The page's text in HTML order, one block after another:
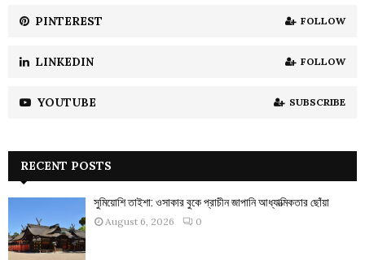
PINTEREST FOLLOW
LINKEDIN FOLLOW
YOUTUBE SUBSCRIBE
RECENT POSTS
সুমিয়োশি তাইশা: ওসাকার বুকে প্রাচীন জাপানি আধ্যাত্মিকতার ছোঁয়া
August 6, 2026 0